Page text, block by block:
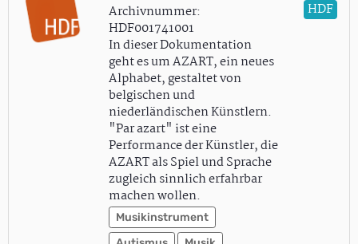
Archivnummer:
HDF001741001
In dieser Dokumentation
geht es um AZART, ein neues
Alphabet, gestaltet von
belgischen und
niederländischen Künstlern.
"Par azart" ist eine
Performance der Künstler, die
AZART als Spiel und Sprache
zugleich sinnlich erfahrbar
machen wollen.
Musikinstrument
HDF